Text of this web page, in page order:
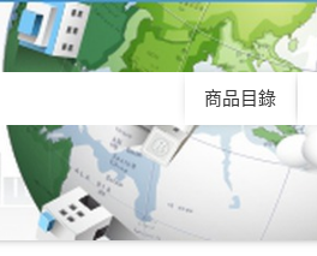
商品目錄